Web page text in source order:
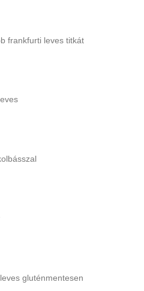
frankfurti leves titkát
gluténmentesen